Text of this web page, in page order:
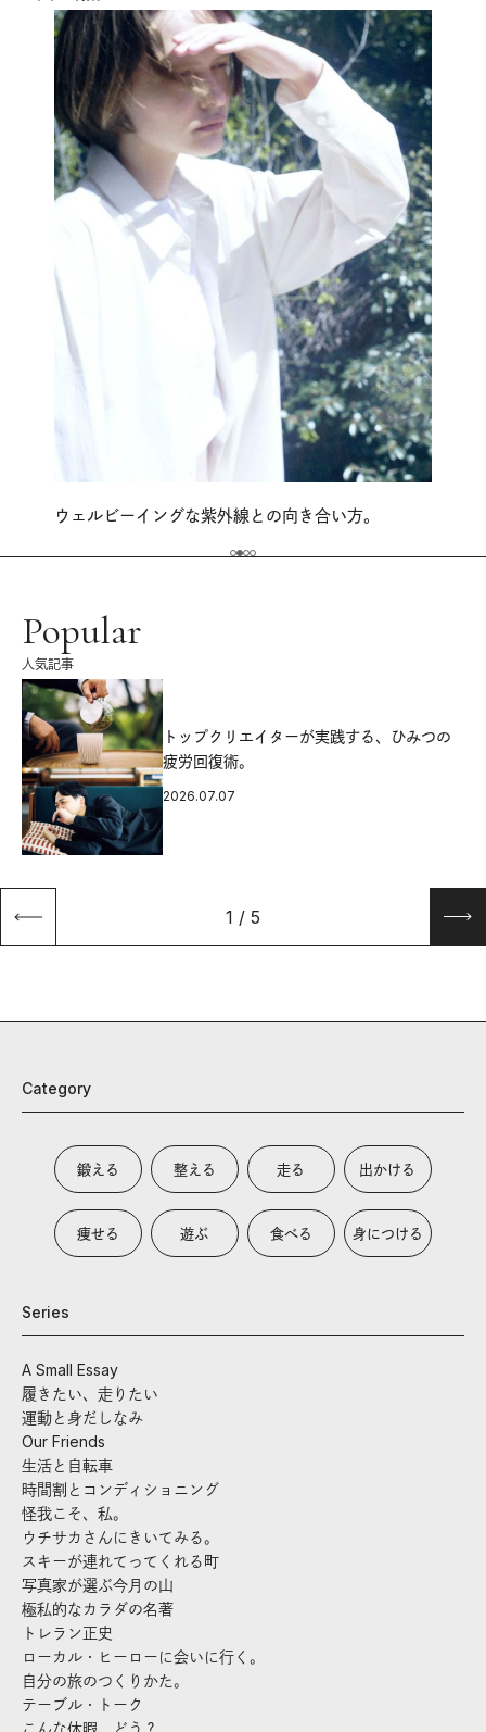
ウェルビーイングな紫外線との向き合い方。
Popular
人気記事
トップクリエイターが実践する、ひみつの
疲労回復術。
2026.07.07
1 / 5
Category
鍛える 整える 走る 出かける
痩せる 遊ぶ 食べる 身につける
Series
A Small Essay
履きたい、走りたい
運動と身だしなみ
Our Friends
生活と自転車
時間割とコンディショニング
怪我こそ、私。
ウチサカさんにきいてみる。
スキーが連れてってくれる町
写真家が選ぶ今月の山
極私的なカラダの名著
トレラン正史
ローカル・ヒーローに会いに行く。
自分の旅のつくりかた。
テーブル・トーク
こんな休暇、どう？